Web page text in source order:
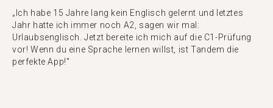
„Ich habe 15 Jahre lang kein Englisch gelernt und letztes
Jahr hatte ich immer noch A2, sagen wir mal:
Urlaubsenglisch. Jetzt bereite ich mich auf die C1-Prüfung
vor! Wenn du eine Sprache lernen willst, ist Tandem die
perfekte App!"